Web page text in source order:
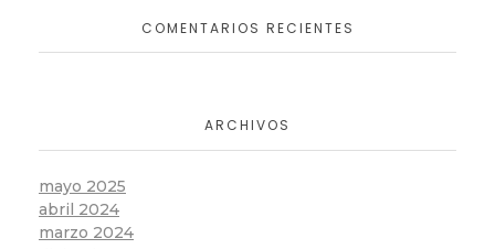
COMENTARIOS RECIENTES
ARCHIVOS
mayo 2025
abril 2024
marzo 2024